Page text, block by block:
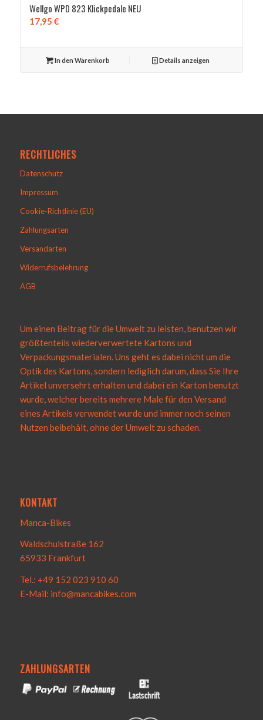
Wellgo WPD 823 Klickpedale NEU
17,95 €
In den Warenkorb Details anzeigen
RECHTLICHES
Datenschutz
Impressum
Cookie-Richtlinie (EU)
Zahlungsarten
Versandarten
Widerrufsbelehrung
AGB
Um einen Beitrag für die Umwelt zu leisten, benutzen wir
größtenteils wiederverwertete Kartons und
Verpackungsmaterialen. Uns geht es dabei nicht um die
Optik des Kartons, sondern lediglich darum, dass Sie Ihre
Artikel unversehrt erhalten und dabei ein Karton benutzt
wurde, welcher bereits mehrere Male für den Versand
eines Artikels verwendet wurde und immer noch seinen
Nutzen beibehält, ohne der Umwelt zu schaden.
KONTAKT
Manca-Bikes
Waldschulstraße 162
65933 Frankfurt
Tel.: +49 152 023 910 60
E-Mail: info@mancabikes.com
ZAHLUNGSARTEN